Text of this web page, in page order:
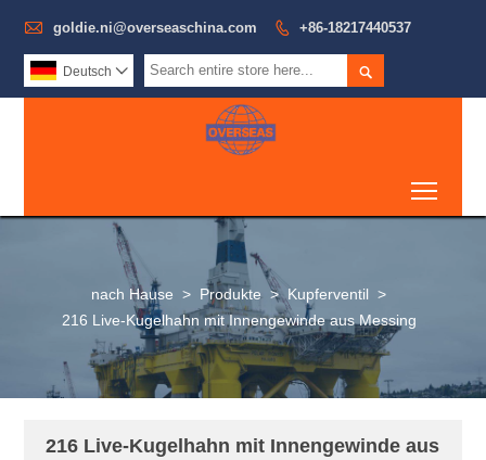
 goldie.ni@overseaschina.com  +86-18217440537

Deutsch 
nach Hause > Produkte > Kupferventil >
216 Live-Kugelhahn mit Innengewinde aus Messing
216 Live-Kugelhahn mit Innengewinde aus